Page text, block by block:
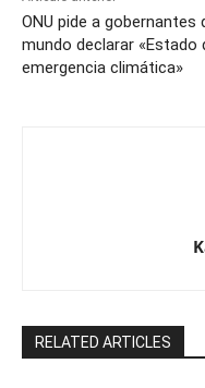
ONU pide a gobernantes
mundo declarar «Estado
emergencia climática»
RELATED ARTICLES